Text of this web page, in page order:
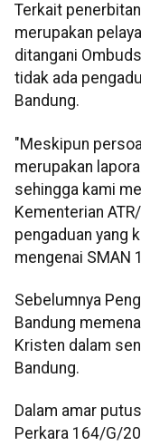
Terkait
merupakan
ditangani
tidak ada
Bandung.
"Meskipun
merupakan
sehingga kami
Kementerian
pengaduan yang
mengenai SMAN
Sebelumnya
Bandung
Kristen dalam
Bandung.
Dalam amar
Perkara 164/G/